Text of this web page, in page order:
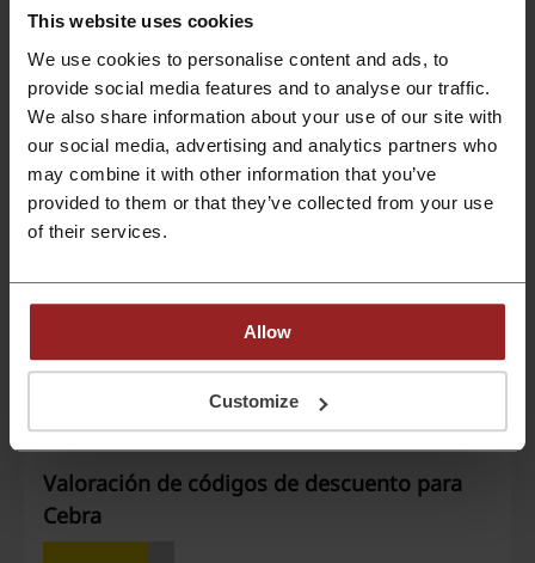
This website uses cookies
We use cookies to personalise content and ads, to
provide social media features and to analyse our traffic.
We also share information about your use of our site with
our social media, advertising and analytics partners who
may combine it with other information that you’ve
provided to them or that they’ve collected from your use
of their services.
Allow
Customize
¡No te lo podés perder! Ahora el envío a CABA y
GBA en Cebra es gratis. Mínimo de compra:
$10.000 ARS. Además, al finalizar tu compra
antes de las 12 h, recibirás tu pedido durante el
mismo día. ¡Entrá ya!
Ver la oferta
Vence: En curso
Ofertas
7
Valoración de códigos de descuento para
Cebra